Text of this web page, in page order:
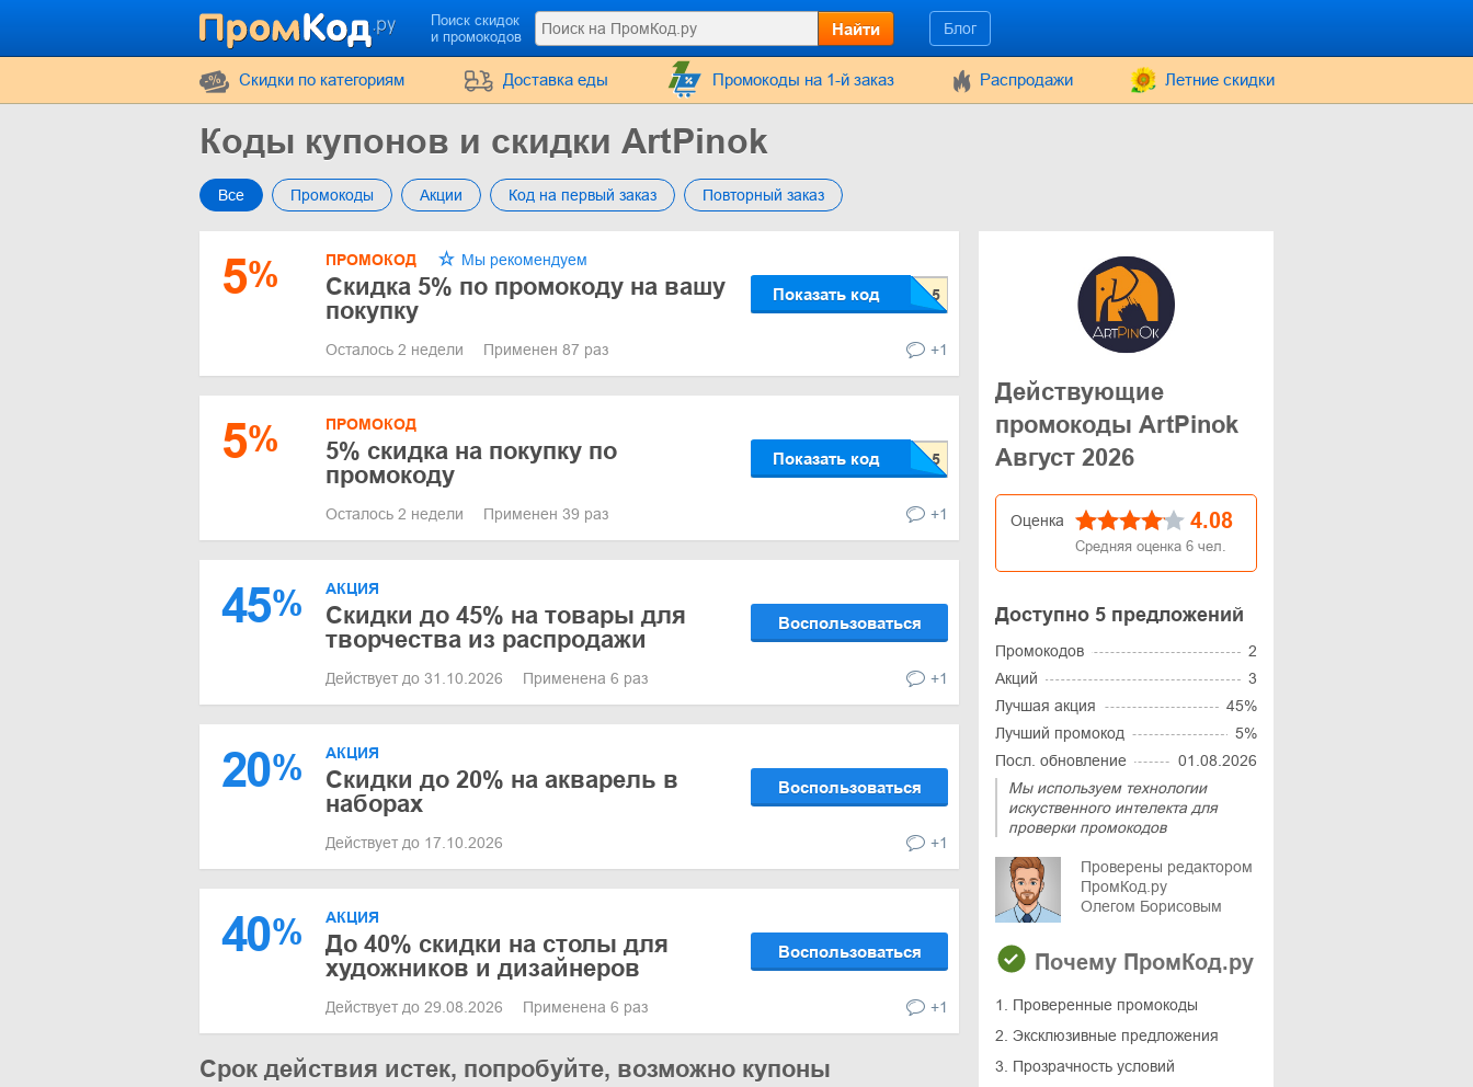
Поиск скидок
и промокодов
Найти Блог
Cкидки по категориям Доставка еды Промокоды на 1-й заказ Распродажи Летние скидки
Коды купонов и скидки ArtPinok
Все Промокоды Акции Код на первый заказ Повторный заказ
5% ПРОМОКОД Мы рекомендуем
Скидка 5% по промокоду на вашу
покупку
Показать код
Осталось 2 недели Применен 87 раз +1
5% ПРОМОКОД
5% скидка на покупку по
промокоду
Показать код
Осталось 2 недели Применен 39 раз +1
45% АКЦИЯ
Скидки до 45% на товары для
творчества из распродажи
Воспользоваться
Действует до 31.10.2026 Применена 6 раз +1
20% АКЦИЯ
Скидки до 20% на акварель в
наборах
Воспользоваться
Действует до 17.10.2026 +1
40% АКЦИЯ
До 40% скидки на столы для
художников и дизайнеров
Воспользоваться
Действует до 29.08.2026 Применена 6 раз +1
Срок действия истек, попробуйте, возможно купоны
Действующие
промокоды ArtPinok
Август 2026
Оценка 4.08
Средняя оценка 6 чел.
Доступно 5 предложений
Промокодов
2
Акций
3
Лучшая акция
45%
Лучший промокод
5%
Посл. обновление
01.08.2026
Мы используем технологии
искуственного интелекта для
проверки промокодов
Проверены редактором
ПромКод.ру
Олегом Борисовым
Почему ПромКод.ру
1. Проверенные промокоды
2. Эксклюзивные предложения
3. Прозрачность условий